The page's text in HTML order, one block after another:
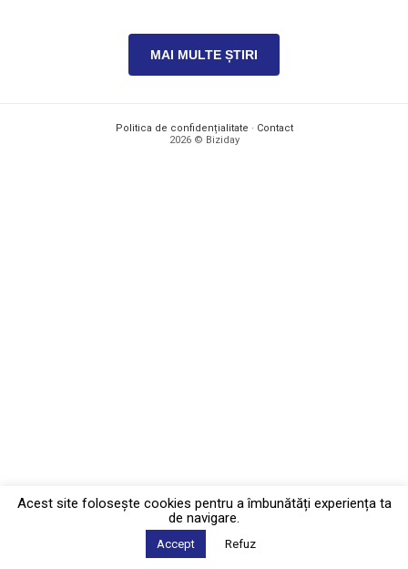
MAI MULTE ȘTIRI
Politica de confidențialitate · Contact
2026 © Biziday
Acest site foloseşte cookies pentru a îmbunătăți experiența ta
de navigare.
Accept Refuz